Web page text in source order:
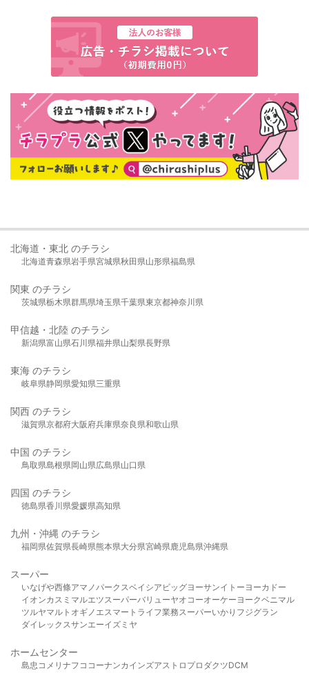
北海道・東北 のチラシ
北海道青森県岩手県宮城県秋田県山形県福島県
関東 のチラシ
茨城県栃木県群馬県埼玉県千葉県東京都神奈川県
甲信越・北陸 のチラシ
新潟県富山県石川県福井県山梨県長野県
東海 のチラシ
岐阜県静岡県愛知県三重県
関西 のチラシ
滋賀県京都府大阪府兵庫県奈良県和歌山県
中国 のチラシ
鳥取県島根県岡山県広島県山口県
四国 のチラシ
徳島県香川県愛媛県高知県
九州・沖縄 のチラシ
福岡県佐賀県長崎県熊本県大分県宮崎県鹿児島県沖縄県
スーパー
いなげや西條アマノパークスベイシア ビッグヨーサンイトーヨーカドー
イオンカスミ マルエツスーパーバリューヤオコーオーケー ヨークベニマル
ツルヤマルト オギノ エスマート ライフ業務スーパーいかり フジグラン
ダイレックスサンエーイズミヤ
ホームセンター
島忠 コメリ ナフコ コーナンカインズアストロプロダクツDCM